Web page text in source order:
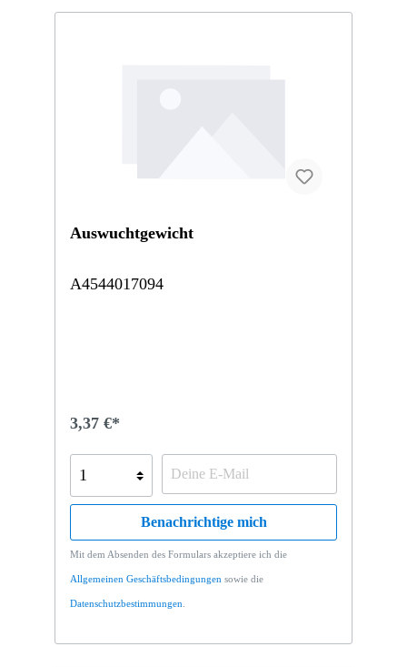
Auswuchtgewicht
A4544017094
3,37 €*
Benachrichtige mich
Mit dem Absenden des Formulars akzeptiere ich die
Allgemeinen Geschäftsbedingungen sowie die
Datenschutzbestimmungen